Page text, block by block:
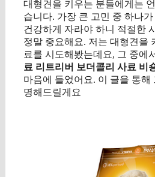
대형견을 키우는 분들에게는
습니다. 가장 큰 고민 중 하나가
건강하게 자라야 하니 적절한
정말 중요해요. 저는 대형견을
료를 시도해봤는데요, 그 중에
료 리트리버 보더콜리 사료 비
마음에 들었어요. 이 글을 통해
명해드릴게요